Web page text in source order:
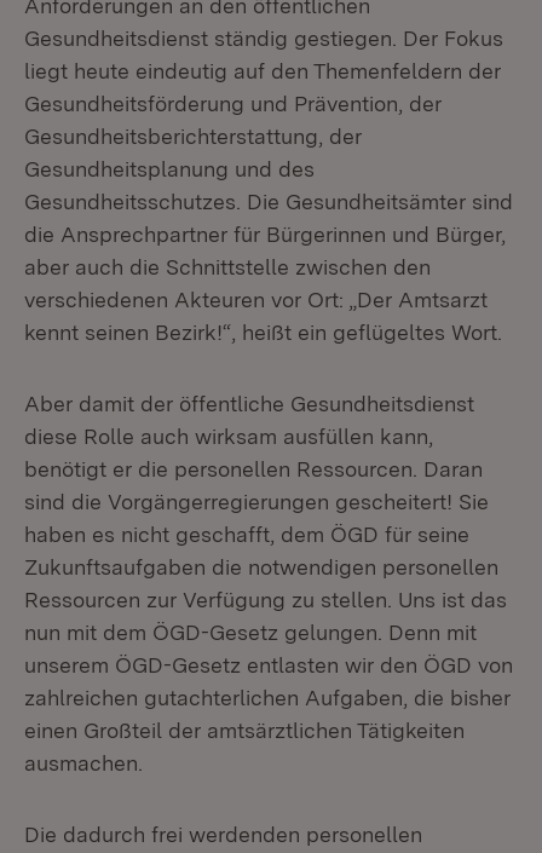
Anforderungen an den öffentlichen
Gesundheitsdienst ständig gestiegen. Der Fokus
liegt heute eindeutig auf den Themenfeldern der
Gesundheitsförderung und Prävention, der
Gesundheitsberichterstattung, der
Gesundheitsplanung und des
Gesundheitsschutzes. Die Gesundheitsämter sind
die Ansprechpartner für Bürgerinnen und Bürger,
aber auch die Schnittstelle zwischen den
verschiedenen Akteuren vor Ort: „Der Amtsarzt
kennt seinen Bezirk!“, heißt ein geflügeltes Wort.
Aber damit der öffentliche Gesundheitsdienst
diese Rolle auch wirksam ausfüllen kann,
benötigt er die personellen Ressourcen. Daran
sind die Vorgängerregierungen gescheitert! Sie
haben es nicht geschafft, dem ÖGD für seine
Zukunftsaufgaben die notwendigen personellen
Ressourcen zur Verfügung zu stellen. Uns ist das
nun mit dem ÖGD-Gesetz gelungen. Denn mit
unserem ÖGD-Gesetz entlasten wir den ÖGD von
zahlreichen gutachterlichen Aufgaben, die bisher
einen Großteil der amtsärztlichen Tätigkeiten
ausmachen.
Die dadurch frei werdenden personellen